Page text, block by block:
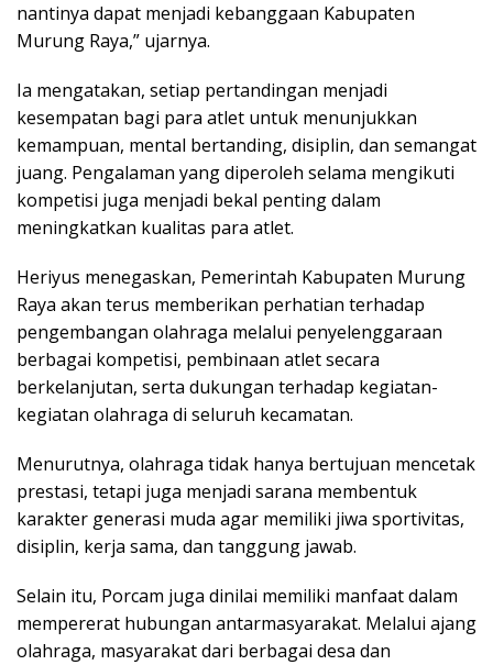
nantinya dapat menjadi kebanggaan Kabupaten
Murung Raya,” ujarnya.
Ia mengatakan, setiap pertandingan menjadi
kesempatan bagi para atlet untuk menunjukkan
kemampuan, mental bertanding, disiplin, dan semangat
juang. Pengalaman yang diperoleh selama mengikuti
kompetisi juga menjadi bekal penting dalam
meningkatkan kualitas para atlet.
Heriyus menegaskan, Pemerintah Kabupaten Murung
Raya akan terus memberikan perhatian terhadap
pengembangan olahraga melalui penyelenggaraan
berbagai kompetisi, pembinaan atlet secara
berkelanjutan, serta dukungan terhadap kegiatan-
kegiatan olahraga di seluruh kecamatan.
Menurutnya, olahraga tidak hanya bertujuan mencetak
prestasi, tetapi juga menjadi sarana membentuk
karakter generasi muda agar memiliki jiwa sportivitas,
disiplin, kerja sama, dan tanggung jawab.
Selain itu, Porcam juga dinilai memiliki manfaat dalam
mempererat hubungan antarmasyarakat. Melalui ajang
olahraga, masyarakat dari berbagai desa dan